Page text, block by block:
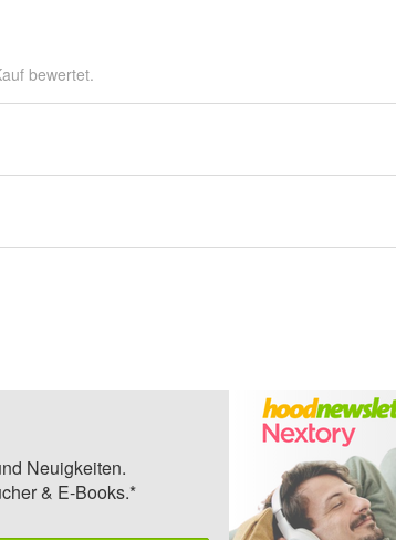
bewertet.
Neuigkeiten.
& E-Books.*